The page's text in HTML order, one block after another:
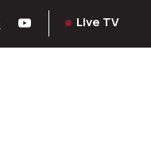
Live TV